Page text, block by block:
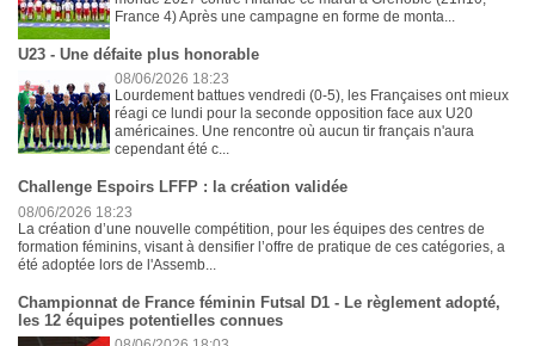
France 4) Après une campagne en forme de monta...
U23 - Une défaite plus honorable
08/06/2026 18:23
Lourdement battues vendredi (0-5), les Françaises ont mieux
réagi ce lundi pour la seconde opposition face aux U20
américaines. Une rencontre où aucun tir français n'aura
cependant été c...
Challenge Espoirs LFFP : la création validée
08/06/2026 18:23
La création d’une nouvelle compétition, pour les équipes des centres de
formation féminins, visant à densifier l’offre de pratique de ces catégories, a
été adoptée lors de l'Assemb...
Championnat de France féminin Futsal D1 - Le règlement adopté,
les 12 équipes potentielles connues